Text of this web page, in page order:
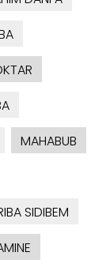
MAHABUB
SIDIBEM